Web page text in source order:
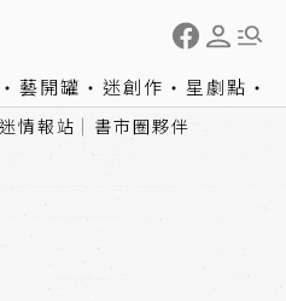
藝開罐 迷創作 星劇點
情報站 書市圈夥伴